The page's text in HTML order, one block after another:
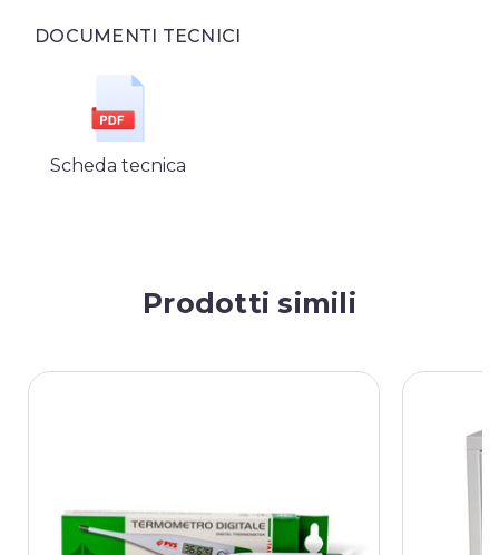
DOCUMENTI TECNICI
Scheda tecnica
Prodotti simili